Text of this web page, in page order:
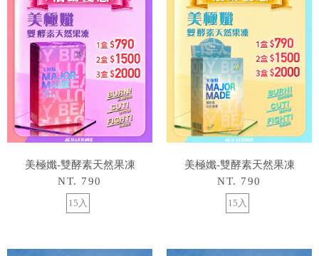
美極孅-雙酵素天然果凍
NT. 790
15入
美極孅-雙酵素天然果凍
NT. 790
15入